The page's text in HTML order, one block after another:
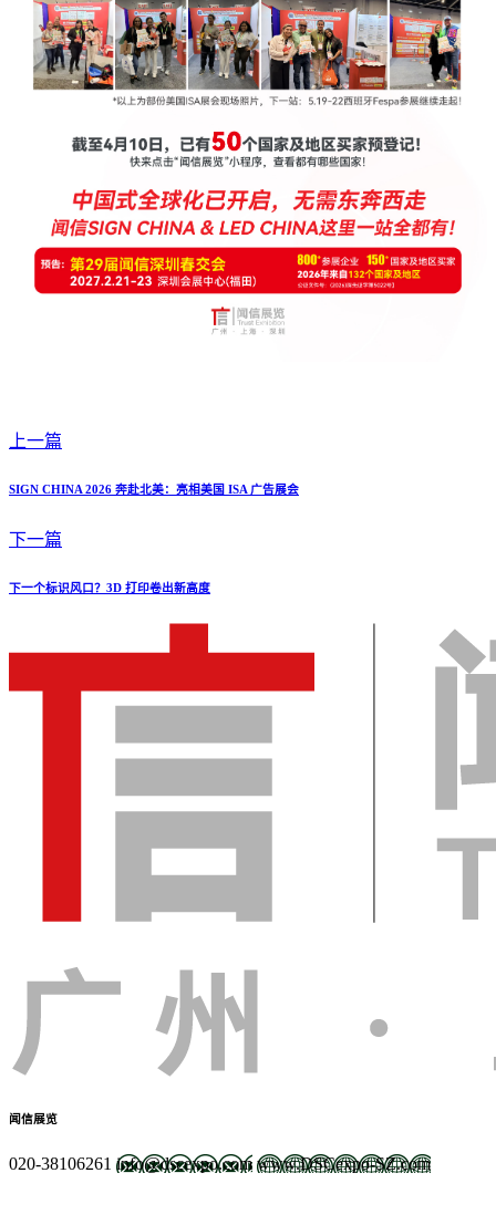
上一篇
SIGN CHINA 2026 奔赴北美：亮相美国 ISA 广告展会
下一篇
下一个标识风口？3D 打印卷出新高度
闻信展览
020-38106261 info@dscexpo.com www.DSCexpo-SZ.com